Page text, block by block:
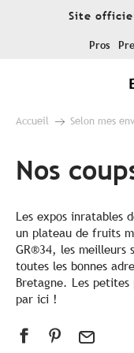
Site
Pros
Accueil Selon mes
Nos
Les expos inratables
un plateau de fruits
GR®34, les meilleurs
toutes les bonnes
Bretagne. Les
par ici !